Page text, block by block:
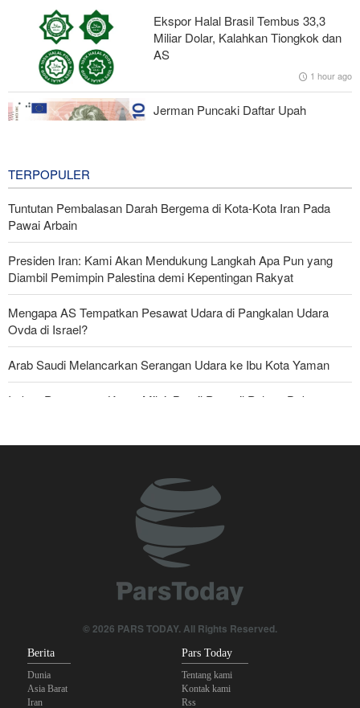
Pakar HI Iran: Tidak Ada Perubahan dalam Strategi Iran di Selat
Hormuz
Koalisi Anti-Yaman; Konspirasi Zionis di Bab Al-Mandab dengan
Alat Saudi
Ekspor Halal Brasil Tembus 33,3
Miliar Dolar, Kalahkan Tiongkok dan
AS
1 hour ago
Jerman Puncaki Daftar Upah
TERPOPULER
Tuntutan Pembalasan Darah Bergema di Kota-Kota Iran Pada
Pawai Arbain
Presiden Iran: Kami Akan Mendukung Langkah Apa Pun yang
Diambil Pemimpin Palestina demi Kepentingan Rakyat
Mengapa AS Tempatkan Pesawat Udara di Pangkalan Udara
Ovda di Israel?
Arab Saudi Melancarkan Serangan Udara ke Ibu Kota Yaman
Imbas Pernyataan Kasar Milei; Brasil Panggil Pulang Dubes
Militer Yaman Serang Kapal Tanker Minyak Saudi
Tiga Tujuan AS di Balik Eskalasi, dan Mengapa Iran Tetap
Legislator Iran: AS Akan Segera Diusir dari Kawasan dan Semua
© 2026 PARS TODAY. All Rights Reserved.
Berita
Dunia
Asia Barat
Iran
Pars Today
Tentang kami
Kontak kami
Rss